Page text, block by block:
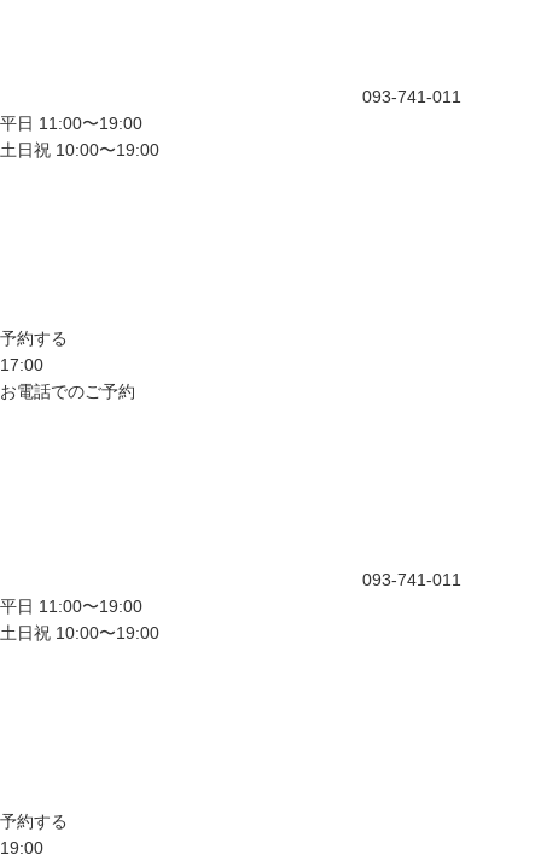
093-741-011
平日 11:00〜19:00
土日祝 10:00〜19:00
予約する
17:00
お電話でのご予約
093-741-011
平日 11:00〜19:00
土日祝 10:00〜19:00
予約する
19:00